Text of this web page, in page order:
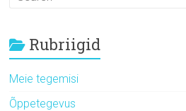
Rubriigid
Meie tegemisi
Õppetegevus